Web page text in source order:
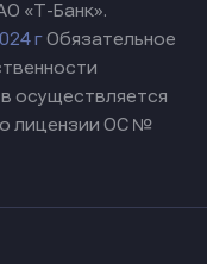
«Т-Банк».
гОбязательное
осуществляется
лицензии ОС №